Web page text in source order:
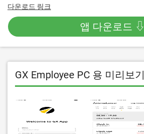
다운로드 링크
앱 다운로드 ⇩
GX Employee PC 용 미리보기